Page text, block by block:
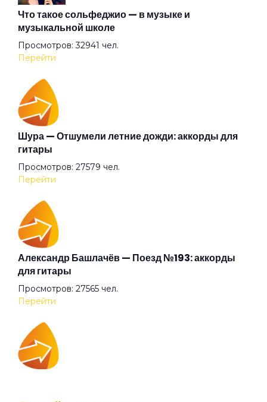
Бабочка
Баргузин
Барышня
Беги (2008)
Беги
Бежали прочь
Безумные выси
Белая
Белый друг
Что такое сольфеджио — в музыке и
музыкальной школе
Просмотров: 32941 чел.
Перейти
Шура — Отшумели летние дожди: аккорды для
гитары
Просмотров: 27579 чел.
Перейти
Александр Башлачёв — Поезд №193: аккорды
для гитары
Просмотров: 27565 чел.
Перейти